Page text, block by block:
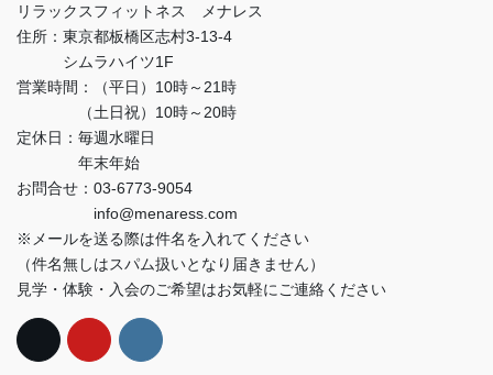
リラックスフィットネス メナレス
住所：東京都板橋区志村3-13-4
シムラハイツ1F
営業時間：（平日）10時～21時
（土日祝）10時～20時
定休日：毎週水曜日
年末年始
お問合せ：03-6773-9054
info@menaress.com
※メールを送る際は件名を入れてください
（件名無しはスパム扱いとなり届きません）
見学・体験・入会のご希望はお気軽にご連絡ください